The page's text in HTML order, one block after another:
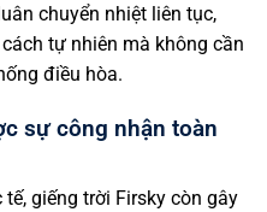
chuyển nhiệt liên tục,
tự nhiên mà không cần
điều hòa.
sự công nhận toàn
giếng trời Firsky còn gây